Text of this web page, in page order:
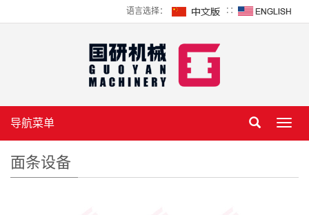
语言选择： ∷
导航菜单
面条设备